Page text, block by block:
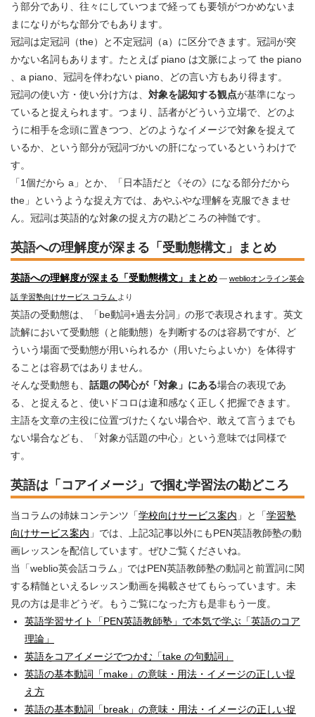
う部分であり、往々にしていつまで経っても要領がつかめないま
まになりがちな部分でもあります。
冠詞は定冠詞（the）と不定冠詞（a）に区分できます。冠詞が突
かない名詞もあります。たとえば piano は文脈によって the piano
、a piano、冠詞を伴わない piano、どの言い方もあり得ます。
冠詞の使い方・使い分け方は、 対象を認知する観点が基準になっ
ていると捉えられます。つまり、話者がどういう立場で、どのよ
うに相手を念頭に置きつつ、どのようなイメージで対象を捉えて
いるか、という部分が冠詞づかいの肝になっているというわけで
す。
「1個だから a」とか、「日本語だと《その》になる部分だから
the」というような捉え方では、あやふやな理解を克服できませ
ん。冠詞は英語的な対象の捉え方の勘どころの神髄です。
英語への理解度が深まる「受動態構文」まとめ
英語への理解度が深まる「受動態構文」まとめ ― weblioオンライン英会
話 学習塾向けサービス コラム より
英語の受動態は、「be動詞+過去分詞」の形で表現されます。英文
読解において受動態（と能動態）を判断するのは容易ですが、ど
ういう場面で受動態が用いられるか（用いたらよいか）を体得す
ることは容易ではありません。
そんな受動態も、 話題の関心が「対象」にある場合の表現であ
る、と捉えると、使いドコロは違和感なく正しく把握できます。
主語を文章の主役に位置づけたくない場合や、敢えて言うまでも
ない場合なども、「対象が話題の中心」という意味では同様で
す。
英語は「コアイメージ」で掴む学習法の勘どころ
当コラムの姉妹コンテンツ「学校向けサービス案内 」と「学習塾
向けサービス案内 」では、上記3記事以外にもPEN英語教師塾の動
画レッスンを配信しています。ぜひご覧くださいね。
当「weblio英会話コラム」ではPEN英語教師塾の動詞と前置詞に関
する精髄といえるレッスン動画を掲載させてもらっています。未
見の方は是非どうぞ。もうご覧になった方も是非もう一度。
英語学習サイト「PEN英語教師塾」で本気で学ぶ「英語のコア
理論」
英語をコアイメージでつかむ「take の句動詞」
英語の基本動詞「make」の意味・用法・イメージの正しい捉
え方
英語の基本動詞「break」の意味・用法・イメージの正しい捉